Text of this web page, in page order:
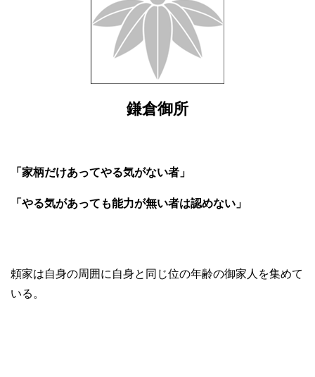
鎌倉御所
「家柄だけあってやる気がない者」
「やる気があっても能力が無い者は認めない」
頼家は自身の周囲に自身と同じ位の年齢の御家人を集めて
いる。